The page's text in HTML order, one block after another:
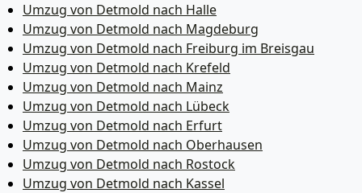
Umzug von Detmold nach Halle
Umzug von Detmold nach Magdeburg
Umzug von Detmold nach Freiburg im Breisgau
Umzug von Detmold nach Krefeld
Umzug von Detmold nach Mainz
Umzug von Detmold nach Lübeck
Umzug von Detmold nach Erfurt
Umzug von Detmold nach Oberhausen
Umzug von Detmold nach Rostock
Umzug von Detmold nach Kassel